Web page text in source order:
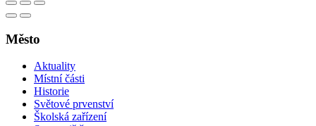
Město
Aktuality
Místní části
Historie
Světové prvenství
Školská zařízení